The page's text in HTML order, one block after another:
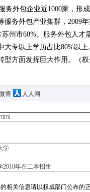
外包企业近1000家，形
务外包产业集群，2009
州市60%。服务外包人才
大专以上学历占比80%以
型方面发挥巨大作用。（
博 人人网
学
年在二本招生
相关信息请以权威部门公布的